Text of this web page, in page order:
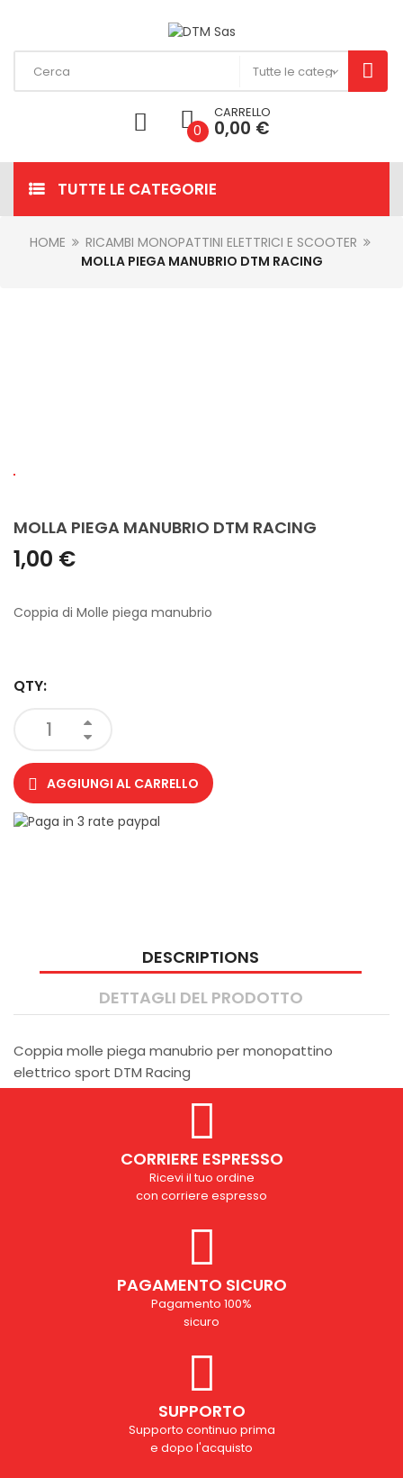
0
CARRELLO
0,00 €
TUTTE LE CATEGORIE
HOME
RICAMBI MONOPATTINI ELETTRICI E SCOOTER
MOLLA PIEGA MANUBRIO DTM RACING
MOLLA PIEGA MANUBRIO DTM RACING
1,00 €
Coppia di Molle piega manubrio
QTY:
AGGIUNGI AL CARRELLO
DESCRIPTIONS
DETTAGLI DEL PRODOTTO
Coppia molle piega manubrio per monopattino
elettrico sport DTM Racing
CORRIERE ESPRESSO
Ricevi il tuo ordine
con corriere espresso
PAGAMENTO SICURO
Pagamento 100%
sicuro
SUPPORTO
Supporto continuo prima
e dopo l'acquisto